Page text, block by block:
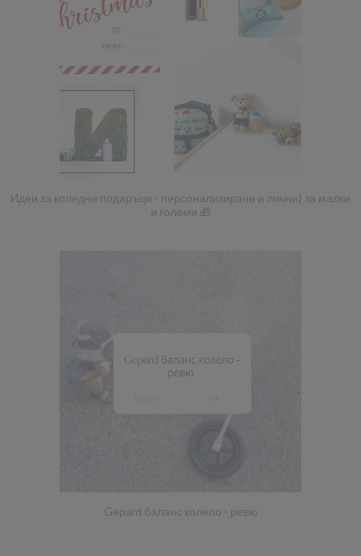
Идеи за коледни подаръци - персонализирани и лични| за малки
и големи 🎁
Gepard баланс колело - ревю